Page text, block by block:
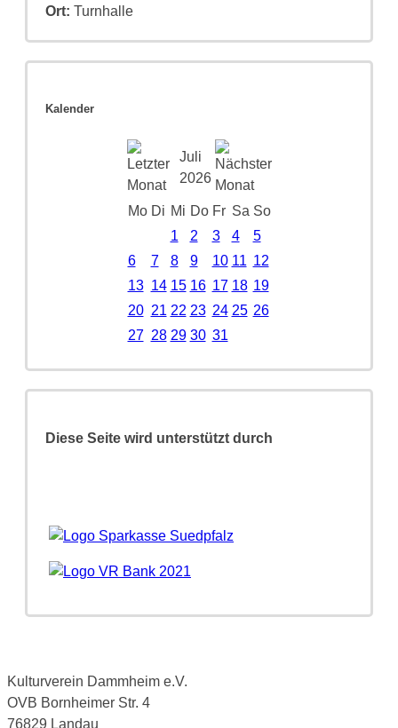
Ort: Turnhalle
Kalender
Juli
2026
Mo Di Mi Do Fr Sa So
1
2 3 4
5
6
7 8 9 10 11 12
13 14 15 16 17 18 19
20 21 22 23 24 25 26
27 28 29 30 31
Diese Seite wird unterstützt durch
Kulturverein Dammheim e.V.
OVB Bornheimer Str. 4
76829 Landau